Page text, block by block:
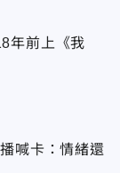
年前上《我
喊卡：情緒還